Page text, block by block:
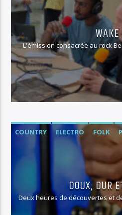
L'émission consacrée au rock
COUNTRY ELECTRO FOLK
DOUX, DUR
Deux heures de découvertes et